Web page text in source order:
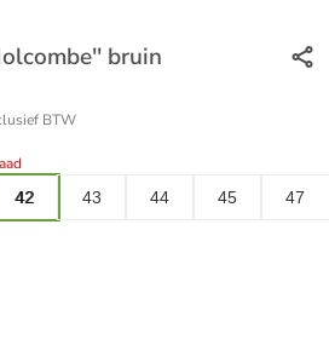
bruin
BTW
42 43 44 45 47